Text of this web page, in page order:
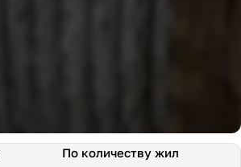
По количеству жил